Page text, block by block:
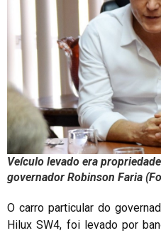
Veículo levado era
governador Robinson Faria
O carro particular do
Hilux SW4, foi levado por